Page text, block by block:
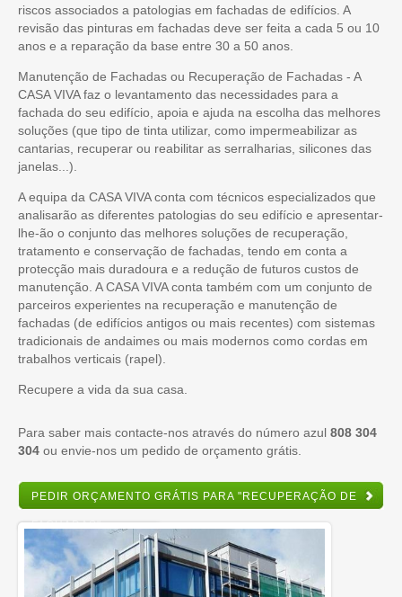
riscos associados a patologias em fachadas de edifícios. A
revisão das pinturas em fachadas deve ser feita a cada 5 ou 10
anos e a reparação da base entre 30 a 50 anos.
Manutenção de Fachadas ou Recuperação de Fachadas - A
CASA VIVA faz o levantamento das necessidades para a
fachada do seu edifício, apoia e ajuda na escolha das melhores
soluções (que tipo de tinta utilizar, como impermeabilizar as
cantarias, recuperar ou reabilitar as serralharias, silicones das
janelas...).
A equipa da CASA VIVA conta com técnicos especializados que
analisarão as diferentes patologias do seu edifício e apresentar-
lhe-ão o conjunto das melhores soluções de recuperação,
tratamento e conservação de fachadas, tendo em conta a
protecção mais duradoura e a redução de futuros custos de
manutenção. A CASA VIVA conta também com um conjunto de
parceiros experientes na recuperação e manutenção de
fachadas (de edifícios antigos ou mais recentes) com sistemas
tradicionais de andaimes ou mais modernos como cordas em
trabalhos verticais (rapel).
Recupere a vida da sua casa.
Para saber mais contacte-nos através do número azul 808 304
304 ou envie-nos um pedido de orçamento grátis.
PEDIR ORÇAMENTO GRÁTIS PARA "RECUPERAÇÃO DE
FACHADAS"